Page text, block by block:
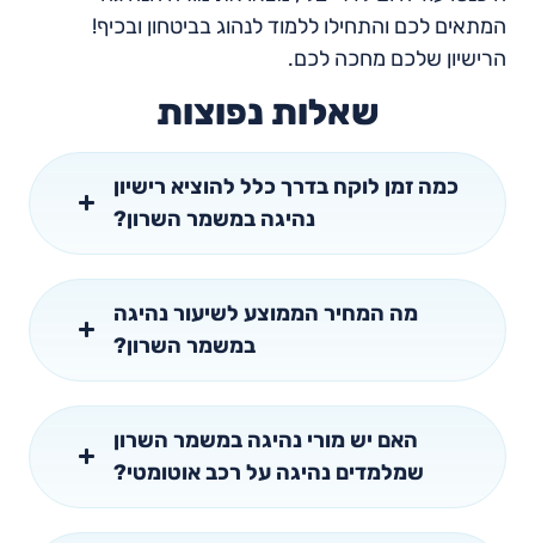
המתאים לכם והתחילו ללמוד לנהוג בביטחון ובכיף!
הרישיון שלכם מחכה לכם.
שאלות נפוצות
כמה זמן לוקח בדרך כלל להוציא רישיון
נהיגה במשמר השרון?
מה המחיר הממוצע לשיעור נהיגה
במשמר השרון?
האם יש מורי נהיגה במשמר השרון
שמלמדים נהיגה על רכב אוטומטי?